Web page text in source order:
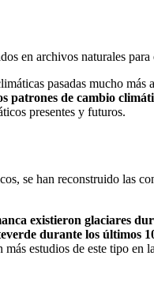
en archivos naturales
pasadas mucho
patrones de cambio
presentes y futuros.
se han reconstruido las
existieron glaciares
durante los últimos
más estudios de este tipo